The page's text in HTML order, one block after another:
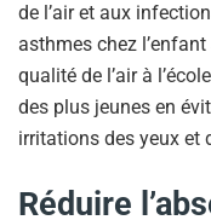
de l’air et aux
asthmes chez
qualité de l’air à
des plus jeunes en
irritations des yeux et
Réduire